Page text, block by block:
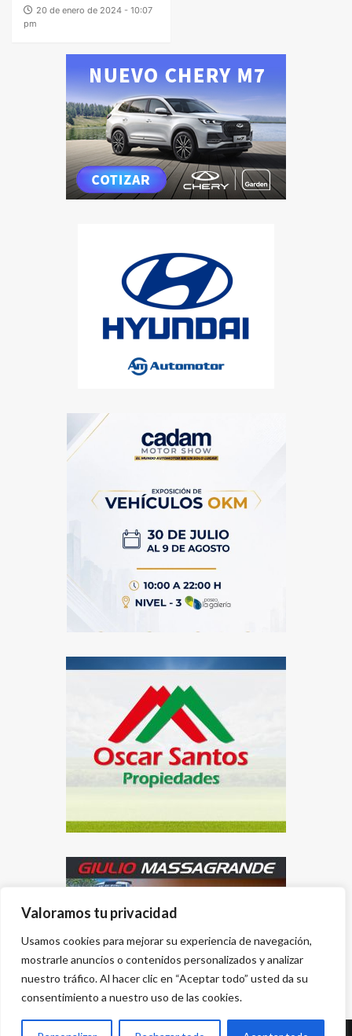
Valoramos tu privacidad
Usamos cookies para mejorar su experiencia de navegación,
mostrarle anuncios o contenidos personalizados y analizar
nuestro tráfico. Al hacer clic en “Aceptar todo” usted da su
consentimiento a nuestro uso de las cookies.
20 de enero de 2024 - 10:07
pm